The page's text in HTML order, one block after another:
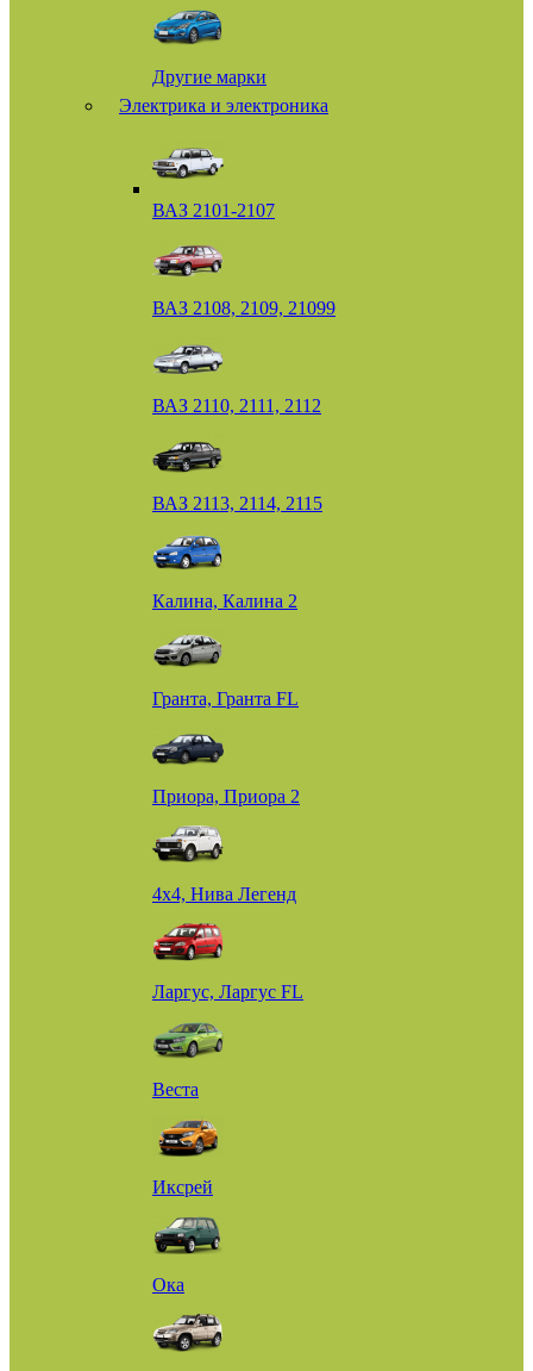
Другие марки
Электрика и электроника
ВАЗ 2101-2107
ВАЗ 2108, 2109, 21099
ВАЗ 2110, 2111, 2112
ВАЗ 2113, 2114, 2115
Калина, Калина 2
Гранта, Гранта FL
Приора, Приора 2
4х4, Нива Легенд
Ларгус, Ларгус FL
Веста
Иксрей
Ока